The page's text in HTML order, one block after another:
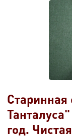
Старинная
год.